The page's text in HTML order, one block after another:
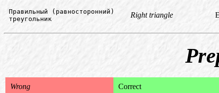
Правильный (равносторонний)
треугольник
Right triangle
Wrong Correct